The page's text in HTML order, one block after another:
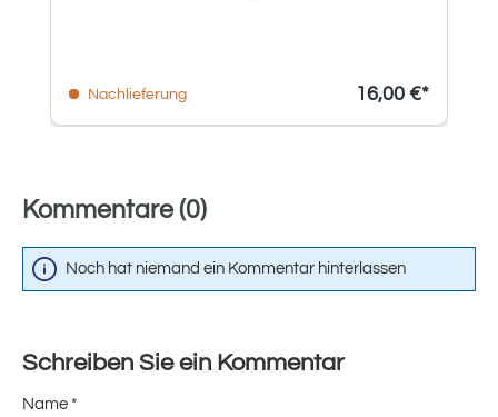
Nachlieferung 16,00 €*
Kommentare (0)
Noch hat niemand ein Kommentar hinterlassen
Schreiben Sie ein Kommentar
Name *